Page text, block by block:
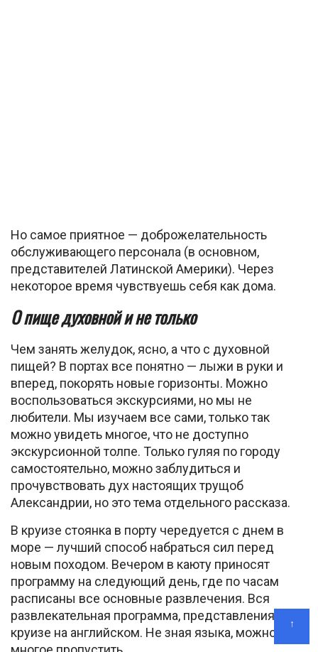
Но самое приятное — доброжелательность
обслуживающего персонала (в основном,
представителей Латинской Америки). Через
некоторое время чувствуешь себя как дома.
О пище духовной и не только
Чем занять желудок, ясно, а что с духовной
пищей? В портах все понятно — лыжи в руки и
вперед, покорять новые горизонты. Можно
воспользоваться экскурсиями, но мы не
любители. Мы изучаем все сами, только так
можно увидеть многое, что не доступно
экскурсионной толпе. Только гуляя по городу
самостоятельно, можно заблудиться и
прочувствовать дух настоящих трущоб
Александрии, но это тема отдельного рассказа.
В круизе стоянка в порту чередуется с днем в
море — лучший способ набраться сил перед
новым походом. Вечером в каюту приносят
программу на следующий день, где по часам
расписаны все основные развлечения. Вся
развлекательная программа, представления в
круизе на английском. Не зная языка, можно
↑